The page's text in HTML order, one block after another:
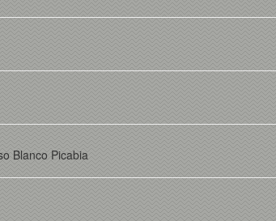
Blanco Picabia